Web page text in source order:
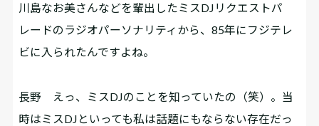
川島なお美さんなどを輩出したミスDJリクエストパ
レードのラジオパーソナリティから、85年にフジテレ
ビに入られたんですよね。
長野 えっ、ミスDJのことを知っていたの（笑）。当
時はミスDJといっても私は話題にもならない存在だっ